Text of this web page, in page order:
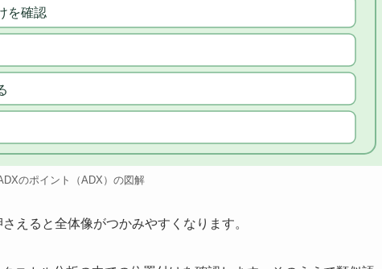
を確認
のポイント（ADX）の図解
えると全体像がつかみやすくなります。